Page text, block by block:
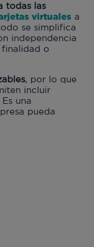
todas las
virtuales a
se simplifica
independencia
o
, por lo que
incluir
una
pueda